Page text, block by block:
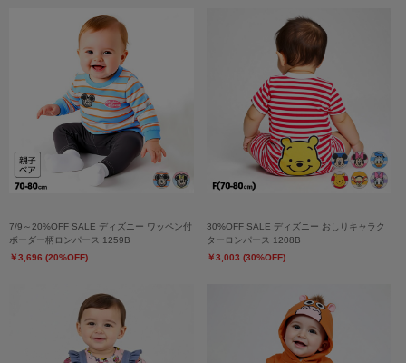
7/9～20%OFF SALE ディズニー ワッペン付
ボーダー柄ロンパース 1259B
￥3,696 (20%OFF)
30%OFF SALE ディズニー おしりキャラク
ターロンパース 1208B
￥3,003 (30%OFF)